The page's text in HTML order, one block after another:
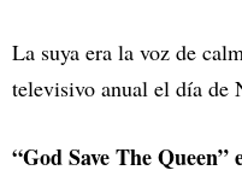
La suya era la voz de
televisivo anual el día de
“God Save The